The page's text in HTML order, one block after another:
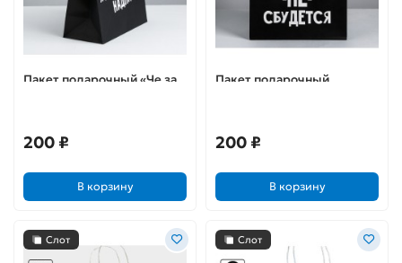
Пакет подарочный «Че за
200 ₽
В корзину
Пакет подарочный
200 ₽
В корзину
Слот Слот